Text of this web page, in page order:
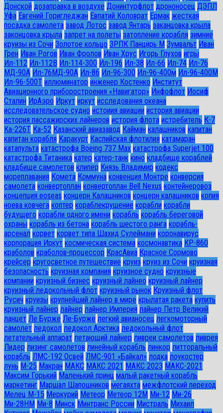
Донской дозаправка в воздухе Донинтурфлот дрононосец ДЭПЛ
Уфа Евгений Горигледжан Евпатий Коловрат Ермак жесткая
посадка самолета завод Лотос завод Янтарь заканцовка крыла
законцовка крыла запрет на полеты затопление корабля зимние
круизы из Сочи Золотое кольцо ЗРПК Панцирь М Зумвальт Иван
Грен Иван Рогов Иван Фролов Иван Хрус Игорь Глухов игры
Ил-112 Ил-112В Ил-114-300 Ил-196 Ил-38 Ил-66 Ил-74 Ил-76
МД-90А Ил-76МД-90А Ил-86 Ил-96-300 Ил-96-400м Ил-96-400М
Ил-96-500Т иллюминатор инженер Костенко Институт
Авиационного приборостроения «Навигатор» Инфофлот Иосиф
Сталин ИрАэро Иркут иркут исследования океана
исследовательское судно истоиия авиации история авиации
история пассажирских лайнеров история флота истребитель К-7
Ка-226Т Ка-52 Казанский авиазавод Кайман калашников капитан
капитан корабля Каракурт Каспийская флотилия катамаран
катапульта катастрофа Boeing 737 Max катастрофа Superjet 100
катастрофа Титаника катер катер-танк кино кладбище кораблей
кладбище самолетов клипер Князь Владимир кодекс
мореплавания Комета Коммуна конвенция Монтре конверсия
самолета конвертоплан конвертоплан Bell Nexus контейнеровоз
концепция eoseas концерн Калашников концерн калашников копия
ноева ковчега коптер кораблекрушение корабли корабли
будущего корабли одного имени корабль корабль береговой
охраны корабль из бетона корабль шестого ранга корабль-
арсенал корвет корвет типа Шахид Сулеймани коронавирус
корпорация Иркут космическая система космонавтика КР-860
краболов краболов-процессор КрасАвиа Красное Сормово
крейсер кругосветное путешествие круиз круиз из Сочи круизная
безопасность круизная компания круизное судно круизные
компании круизный бизнес круизный лайнео круизный лайнер
круизный ледокольный флот круизный рынок Круизный флот
Русич круизы крупнейший лайнер в мире крылатая ракета купить
круизный лайнер лайнер лайнер Империя лайнер Петр Великий
ланцет Ле Бурже Ле-Бурже легкий авианосец легкомоторный
самолет ледокол ледокол Арктика ледокольный флот
летательный аппарат летающий лайнер ливреи самолетов ливрея
Лидер лизинг самолетов линейный корабль линкор литторальный
корабль ЛМС-192 Освей ЛМС-901 «Байкал» лодка лоукостер
лунь М-25 Макран МАКС МАКС 2021 МАКС 2023 МАКС-2021
Максим Горький Маленький принц малый ракетный корабль
маркетинг Маршал Шапошников мегаяхта межфлотский переход
Мелец М-15 Меркурий Метеор Метеор 12М Ми-12 Ми-26
Ми-28HM Ми-8 Минск Минтранс России Мистраль Михаил